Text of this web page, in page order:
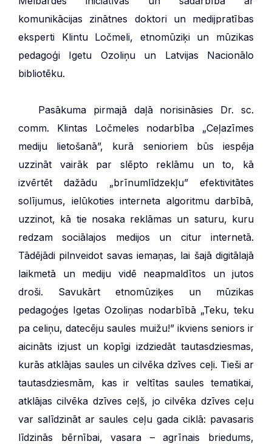
komunikācijas zinātnes doktori un medijpratības
eksperti Klintu Ločmeli, etnomūziķi un mūzikas
pedagoģi Igetu Ozoliņu un Latvijas Nacionālo
bibliotēku.
Pasākuma pirmajā daļā norisināsies Dr. sc.
comm. Klintas Ločmeles nodarbība „Ceļazīmes
mediju lietošanā”, kurā senioriem būs iespēja
uzzināt vairāk par slēpto reklāmu un to, kā
izvērtēt dažādu „brīnumlīdzekļu” efektivitātes
solījumus, ielūkoties interneta algoritmu darbībā,
uzzinot, kā tie nosaka reklāmas un saturu, kuru
redzam sociālajos medijos un citur internetā.
Tādējādi pilnveidot savas iemaņas, lai šajā digitālajā
laikmetā un mediju vidē neapmaldītos un jutos
droši. Savukārt etnomūziķes un mūzikas
pedagoģes Igetas Ozoliņas nodarbībā „Teku, teku
pa celiņu, datecēju saules muižu!” ikviens seniors ir
aicināts izjust un kopīgi izdziedāt tautasdziesmas,
kurās atklājas saules un cilvēka dzīves ceļi. Tieši ar
tautasdziesmām, kas ir veltītas saules tematikai,
atklājas cilvēka dzīves ceļš, jo cilvēka dzīves ceļu
var salīdzināt ar saules ceļu gada ciklā: pavasaris
līdzinās bērnībai, vasara – agrīnais briedums,